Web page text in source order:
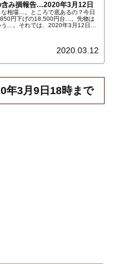
含み損報告…2020年3月12日
相場…。ところで底あるの？今日
円下げの18,500円台…。先物は
う…。それでは、2020年3月12日19
2020.03.12
年3月9日18時まで